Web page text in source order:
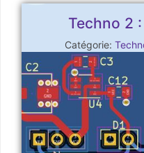
Techno 2
Catégorie: